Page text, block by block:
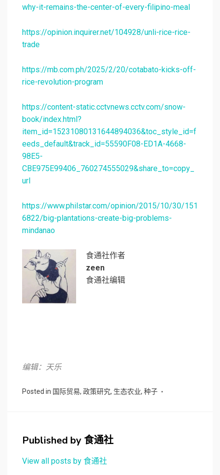
why-it-remains-the-center-of-every-filipino-meal
https://opinion.inquirer.net/104928/unli-rice-rice-
trade
https://mb.com.ph/2025/2/20/cotabato-kicks-off-
rice-revolution-program
https://content-static.cctvnews.cctv.com/snow-
book/index.html?
item_id=15231080131644894036&toc_style_id=f
eeds_default&track_id=55590F08-ED1A-4668-
98E5-
CBE975E99406_760274555029&share_to=copy_
url
https://www.philstar.com/opinion/2015/10/30/151
6822/big-plantations-create-big-problems-
mindanao
食通社作者
zeen
食通社编辑
编辑：天乐
Posted in 国际贸易, 政策研究, 生态农业, 种子
Published by食通社
View all posts by 食通社